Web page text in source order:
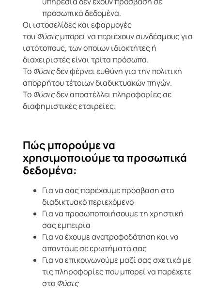
προσωπικά δεδομένα.
Οι ιστοσελίδες και εφαρμογές
τουΦύσιςμπορεί να περιέχουν συνδέσμους για
ιστότοπους, των οποίων ιδιοκτήτες ή
διαχειριστές είναι τρίτα πρόσωπα.
ToΦύσιςδεν φέρνει ευθύνη για την πολιτική
απορρήτου τέτοιων διαδικτυακών πηγών.
ΤοΦύσιςδεν αποστέλλει πληροφορίες σε
διαφημιστικές εταιρείες.
Πώς μπορούμε να
χρησιμοποιούμε τα προσωπικά
δεδομένα:
Για να σας παρέχουμε πρόσβαση στο
διαδικτυακό περιεχόμενο
Για να προσωποποιήσουμε τη χρηστική
σας εμπειρία
Για να έχουμε ανατροφοδότηση και να
απαντάμε σε ερωτήματά σας
Για να επικοινωνούμε μαζί σας σχετικά με
τις πληροφορίες που μπορεί να παρέχετε
στοΦύσις